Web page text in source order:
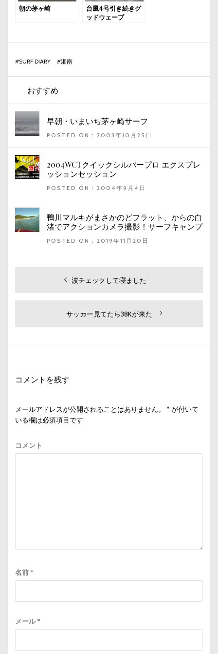
朝の茅ヶ崎
台風4号引き続きグ
ッドウェーブ
#SURF DIARY #湘南
おすすめ
早朝・いまいち茅ヶ崎サーフ
POSTED ON : 2003年10月25日
2004WCTクイックシルバープロ エクスプレ
ッションセッション
POSTED ON : 2004年9月4日
鴨川マルキがまさかのどフラット、からの白
渚でアクションカメラ撮影！サーフキャンプ
POSTED ON : 2019年11月20日
ョ
過
投
波チェックして寝ました
次
稿:
サッカー見てたら38Kが来た
コメントを残す
メールアドレスが公開されることはありません。 * が付いて
いる欄は必須項目です
コメント
名前 *
メール*